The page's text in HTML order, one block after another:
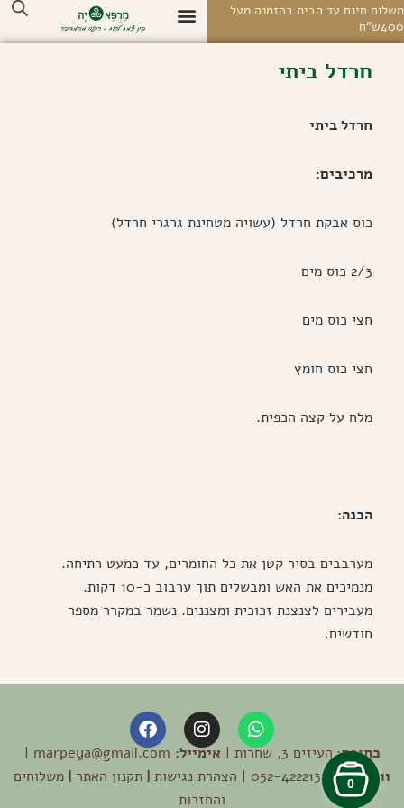
חינם עד הבית בהזמנה מעל
חרדל ביתי
חרדל ביתי
מרכיבים:
כוס אבקת חרדל (עשויה מטחינת גרגרי חרדל)
2/3 כוס מים
חצי כוס מים
חצי כוס חומץ
מלח על קצה הכפית.
הכנה:
מערבבים בסיר קטן את כל החומרים, עד כמעט רתיחה.
מנמיכים את האש ומבשלים תוך ערבוב כ-10 דקות.
מעבירים לצנצנת זכוכית ומצננים. נשמר במקרר מספר
חודשים.
W
h
a
t
I
n
s
t
a
F
a
c
e
כתובת:העיזים 3, שחרות | אימייל:marpeya@gmail.com |
וואטסאפ:052-4222132 | הצהרת נגישות|תקנון האתר|משלוחים
והחזרות
0